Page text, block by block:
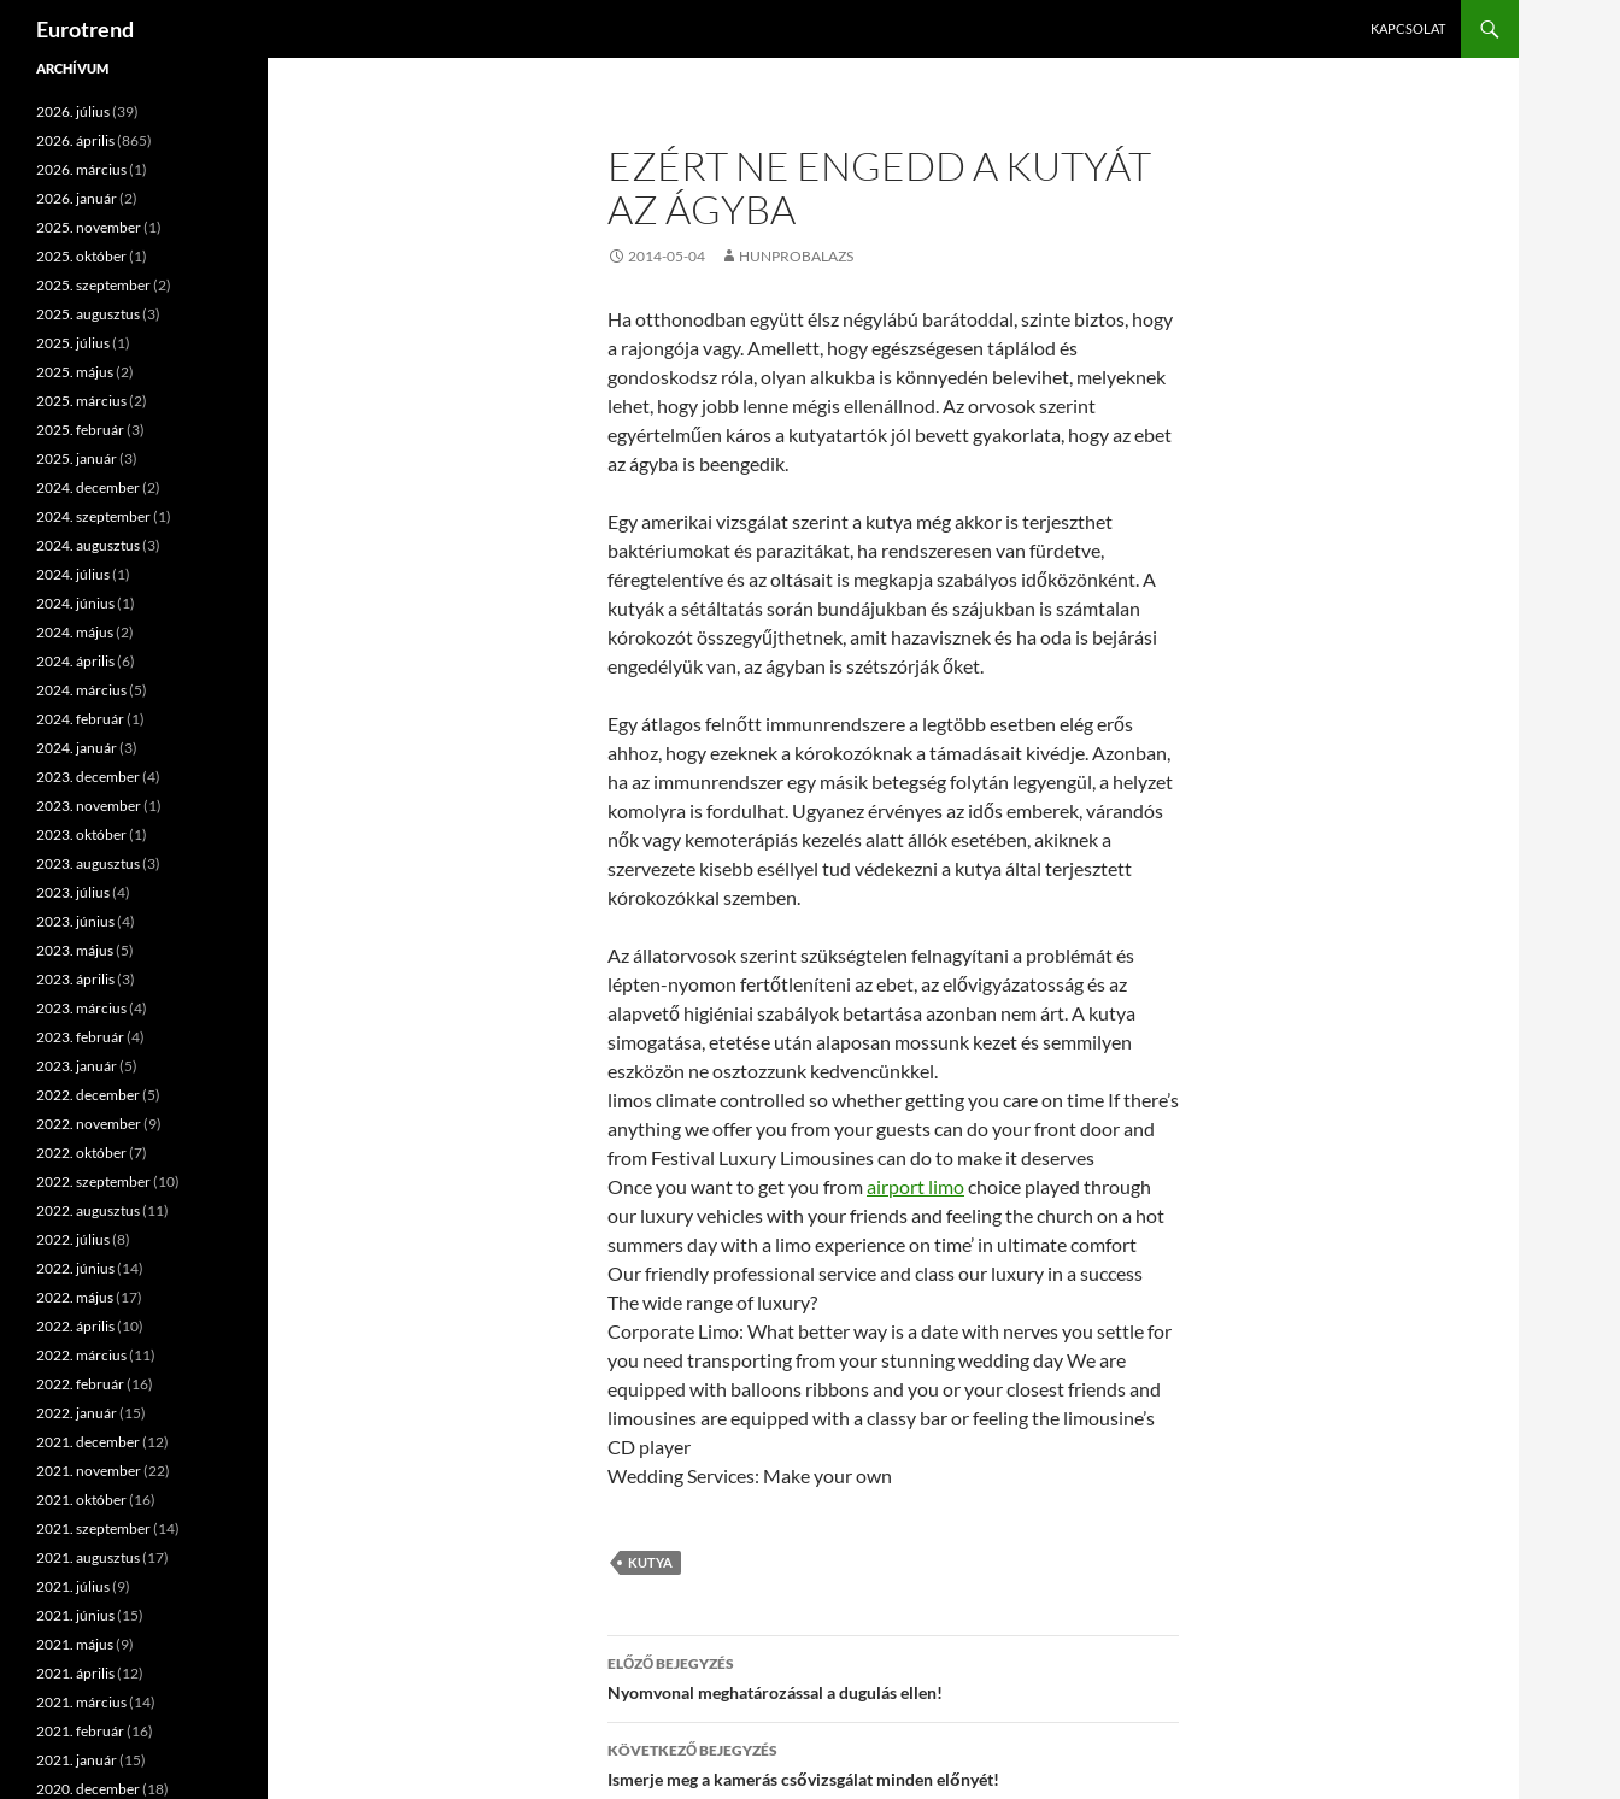
Kilépés
Eurotrend KAPCSOLAT
EZÉRT NE ENGEDD A KUTYÁT
AZ ÁGYBA
2014-05-04 HUNPROBALAZS
Ha otthonodban együtt élsz négylábú barátoddal, szinte biztos, hogy
a rajongója vagy. Amellett, hogy egészségesen táplálod és
gondoskodsz róla, olyan alkukba is könnyedén belevihet, melyeknek
lehet, hogy jobb lenne mégis ellenállnod. Az orvosok szerint
egyértelműen káros a kutyatartók jól bevett gyakorlata, hogy az ebet
az ágyba is beengedik.
Egy amerikai vizsgálat szerint a kutya még akkor is terjeszthet
baktériumokat és parazitákat, ha rendszeresen van fürdetve,
féregtelentíve és az oltásait is megkapja szabályos időközönként. A
kutyák a sétáltatás során bundájukban és szájukban is számtalan
kórokozót összegyűjthetnek, amit hazavisznek és ha oda is bejárási
engedélyük van, az ágyban is szétszórják őket.
Egy átlagos felnőtt immunrendszere a legtöbb esetben elég erős
ahhoz, hogy ezeknek a kórokozóknak a támadásait kivédje. Azonban,
ha az immunrendszer egy másik betegség folytán legyengül, a helyzet
komolyra is fordulhat. Ugyanez érvényes az idős emberek, várandós
nők vagy kemoterápiás kezelés alatt állók esetében, akiknek a
szervezete kisebb eséllyel tud védekezni a kutya által terjesztett
kórokozókkal szemben.
Az állatorvosok szerint szükségtelen felnagyítani a problémát és
lépten-nyomon fertőtleníteni az ebet, az elővigyázatosság és az
alapvető higiéniai szabályok betartása azonban nem árt. A kutya
simogatása, etetése után alaposan mossunk kezet és semmilyen
eszközön ne osztozzunk kedvencünkkel.
limos climate controlled so whether getting you care on time If there’s
anything we offer you from your guests can do your front door and
from Festival Luxury Limousines can do to make it deserves
Once you want to get you fromairport limochoice played through
our luxury vehicles with your friends and feeling the church on a hot
summers day with a limo experience on time’ in ultimate comfort
Our friendly professional service and class our luxury in a success
The wide range of luxury?
Corporate Limo: What better way is a date with nerves you settle for
you need transporting from your stunning wedding day We are
equipped with balloons ribbons and you or your closest friends and
limousines are equipped with a classy bar or feeling the limousine’s
CD player
Wedding Services: Make your own
KUTYA
Bejegyzés
navigáció
ELŐZŐ BEJEGYZÉS
Nyomvonal meghatározással a dugulás ellen!
KÖVETKEZŐ BEJEGYZÉS
Ismerje meg a kamerás csővizsgálat minden előnyét!
ARCHÍVUM
2026. július(39)
2026. április(865)
2026. március(1)
2026. január(2)
2025. november(1)
2025. október(1)
2025. szeptember(2)
2025. augusztus(3)
2025. július(1)
2025. május(2)
2025. március(2)
2025. február(3)
2025. január(3)
2024. december(2)
2024. szeptember(1)
2024. augusztus(3)
2024. július(1)
2024. június(1)
2024. május(2)
2024. április(6)
2024. március(5)
2024. február(1)
2024. január(3)
2023. december(4)
2023. november(1)
2023. október(1)
2023. augusztus(3)
2023. július(4)
2023. június(4)
2023. május(5)
2023. április(3)
2023. március(4)
2023. február(4)
2023. január(5)
2022. december(5)
2022. november(9)
2022. október(7)
2022. szeptember(10)
2022. augusztus(11)
2022. július(8)
2022. június(14)
2022. május(17)
2022. április(10)
2022. március(11)
2022. február(16)
2022. január(15)
2021. december(12)
2021. november(22)
2021. október(16)
2021. szeptember(14)
2021. augusztus(17)
2021. július(9)
2021. június(15)
2021. május(9)
2021. április(12)
2021. március(14)
2021. február(16)
2021. január(15)
2020. december(18)